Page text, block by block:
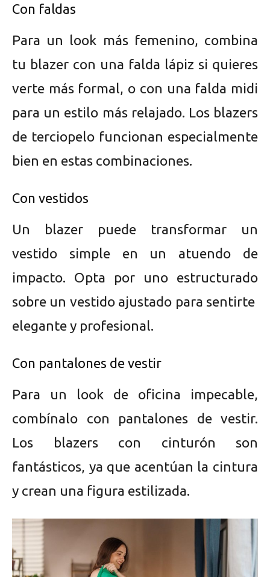
Con faldas
Para un look más femenino, combina
tu blazer con una falda lápiz si quieres
verte más formal, o con una falda midi
para un estilo más relajado. Los blazers
de terciopelo funcionan especialmente
bien en estas combinaciones.
Con vestidos
Un blazer puede transformar un
vestido simple en un atuendo de
impacto. Opta por uno estructurado
sobre un vestido ajustado para sentirte
elegante y profesional.
Con pantalones de vestir
Para un look de oficina impecable,
combínalo con pantalones de vestir.
Los blazers con cinturón son
fantásticos, ya que acentúan la cintura
y crean una figura estilizada.